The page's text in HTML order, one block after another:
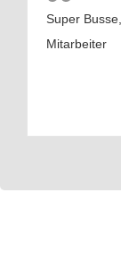
Super
Mitarbeiter